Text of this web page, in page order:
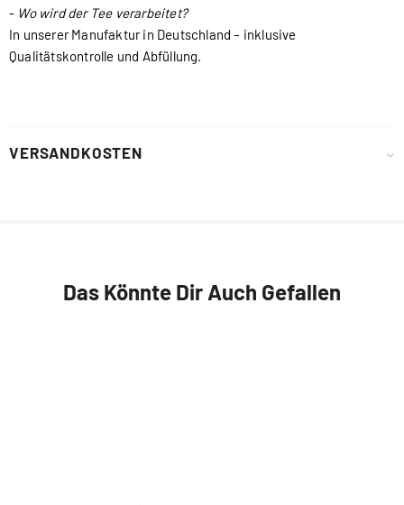
- Wo wird der Tee verarbeitet?
In unserer Manufaktur in Deutschland – inklusive
Qualitätskontrolle und Abfüllung.
VERSANDKOSTEN
Das Könnte Dir Auch Gefallen